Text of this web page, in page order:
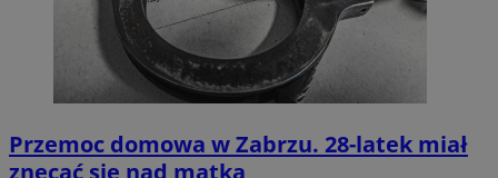
Przemoc domowa w Zabrzu. 28-latek miał
znęcać się nad matką